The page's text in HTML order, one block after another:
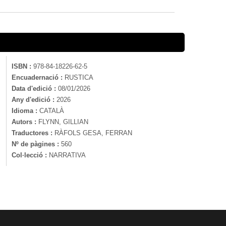
ISBN : 978-84-18226-62-5
Encuadernació : RUSTICA
Data d'edició : 08/01/2026
Any d'edició : 2026
Idioma : CATALÀ
Autors : FLYNN, GILLIAN
Traductores : RÀFOLS GESA, FERRAN
Nº de pàgines : 560
Col·lecció : NARRATIVA